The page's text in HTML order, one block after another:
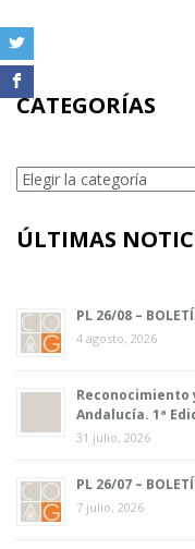
CATEGORÍAS
Categorías
ÚLTIMAS
PL 26/08 –
4 agosto, 2026
Andalucía. 1ª
31 julio, 2026
PL 26/07 –
7 julio, 2026